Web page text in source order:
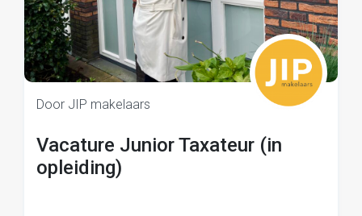
Door JIP makelaars
Vacature Junior Taxateur (in
opleiding)